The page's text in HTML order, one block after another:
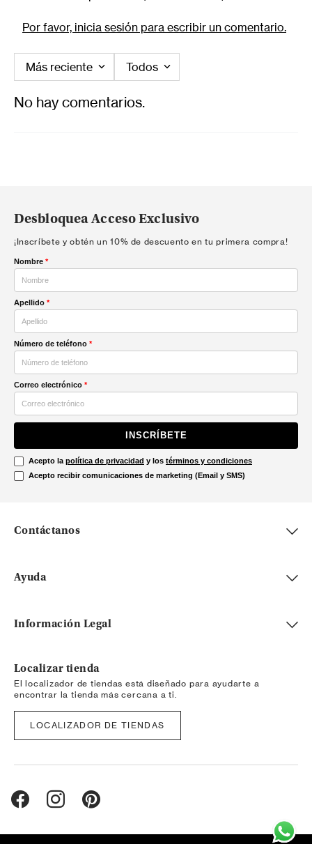
Por favor, inicia sesión para escribir un comentario.
Más reciente Todos
No hay comentarios.
Desbloquea Acceso Exclusivo
¡Inscríbete y obtén un 10% de descuento en tu primera compra!
Nombre *
Apellido *
Número de teléfono *
Correo electrónico *
INSCRÍBETE
Acepto la política de privacidad y los términos y condiciones
Acepto recibir comunicaciones de marketing (Email y SMS)
Contáctanos
Ayuda
Información Legal
Localizar tienda
El localizador de tiendas está diseñado para ayudarte a
encontrar la tienda más cercana a ti.
LOCALIZADOR DE TIENDAS